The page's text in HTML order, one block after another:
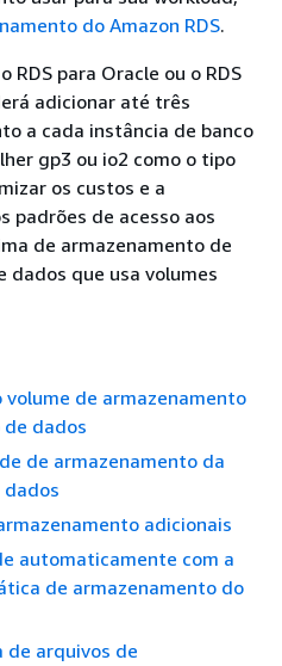
do Amazon RDS.
RDS para Oracle ou o RDS
adicionar até três
a cada instância de banco
gp3 ou io2 como o tipo
os custos e a
padrões de acesso aos
de armazenamento de
dados que usa volumes
de armazenamento
dados
de armazenamento da
dados
adicionais
automaticamente com a
de armazenamento do
de arquivos de